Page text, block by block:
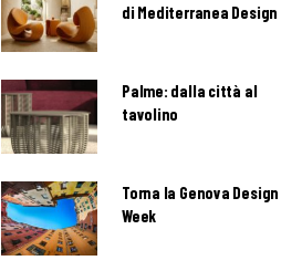
di Mediterranea Design
Palme: dalla città al
tavolino
Torna la Genova Design
Week